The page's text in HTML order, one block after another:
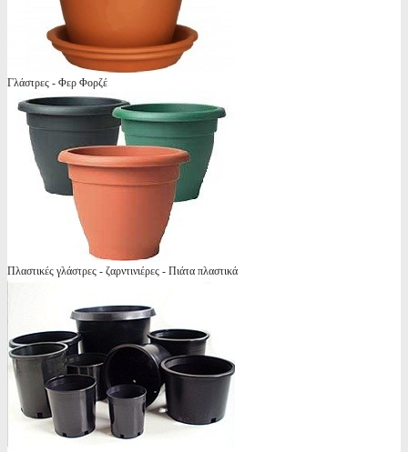
Γλάστρες - Φερ Φορζέ
Πλαστικές γλάστρες - ζαρντινιέρες - Πιάτα πλαστικά